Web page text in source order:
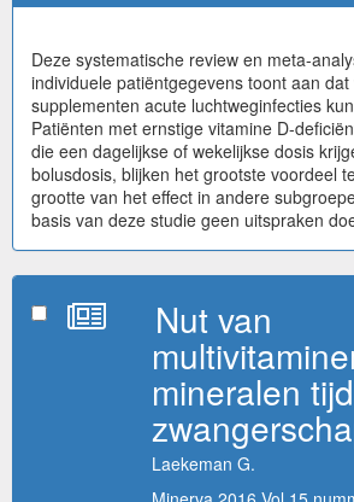
Deze systematische review en meta-
individuele patiëntgegevens toont aan dat
supplementen acute luchtweginfecties
Patiënten met ernstige vitamine D-
die een dagelijkse of wekelijkse dosis
bolusdosis, blijken het grootste voordeel
grootte van het effect in andere
basis van deze studie geen uitspraken
Nut van
mineralen
Laekeman G.